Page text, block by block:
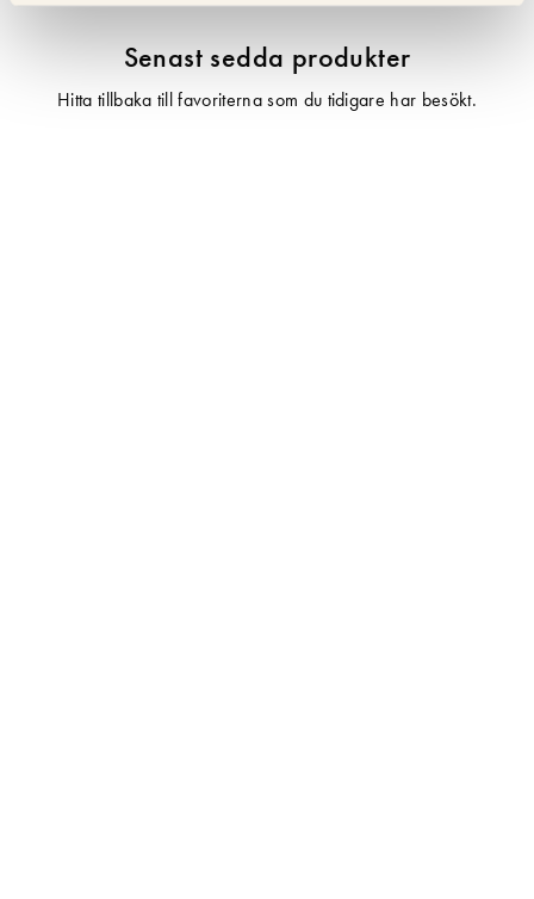
Senast sedda produkter
Hitta tillbaka till favoriterna som du tidigare har besökt.